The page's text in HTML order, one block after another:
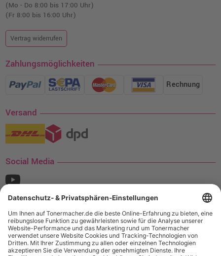
(Mo - Do 8:00 bis 17:00 Uhr)
(Fr 8:00 bis 16:00 Uhr)
Vertrag widerrufen
Zahlungsmöglichkeiten
Rechnung
Versand
Social Media
¹ Nur gültig für den Versand innerhalb Deutschlands. Befindet sich ein Warenwert
von mindestens 35€ (inkl. Mwst.) an Ampertec Artikeln in Ihrem Warenkorb, ist der
Versand für Sie kostenfrei.